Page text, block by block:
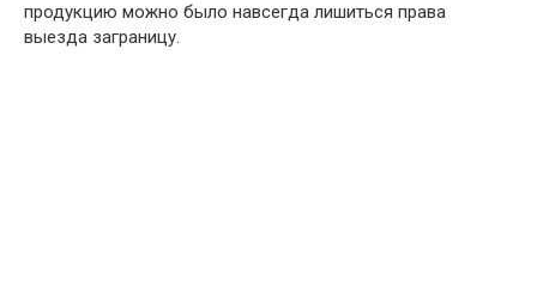
продукцию можно было навсегда лишиться права
выезда заграницу.